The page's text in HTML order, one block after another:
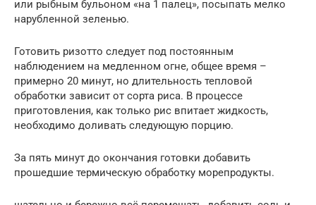
или рыбным бульоном «на 1 палец», посыпать мелко
нарубленной зеленью.
Готовить ризотто следует под постоянным
наблюдением на медленном огне, общее время –
примерно 20 минут, но длительность тепловой
обработки зависит от сорта риса. В процессе
приготовления, как только рис впитает жидкость,
необходимо доливать следующую порцию.
За пять минут до окончания готовки добавить
прошедшие термическую обработку морепродукты.